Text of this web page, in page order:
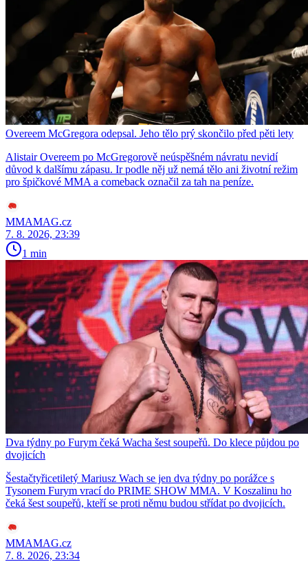
Overeem McGregora odepsal. Jeho tělo prý skončilo před pěti lety
Alistair Overeem po McGregorově neúspěšném návratu nevidí
důvod k dalšímu zápasu. Ir podle něj už nemá tělo ani životní režim
pro špičkové MMA a comeback označil za tah na peníze.
MMAMAG.cz
7. 8. 2026, 23:39
1 min
Dva týdny po Furym čeká Wacha šest soupeřů. Do klece půjdou po
dvojicích
Šestačtyřicetiletý Mariusz Wach se jen dva týdny po porážce s
Tysonem Furym vrací do PRIME SHOW MMA. V Koszalinu ho
čeká šest soupeřů, kteří se proti němu budou střídat po dvojicích.
MMAMAG.cz
7. 8. 2026, 23:34